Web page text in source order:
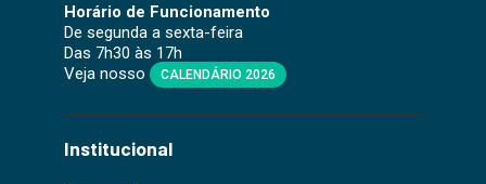
Horário de Funcionamento
De segunda a sexta-feira
Das 7h30 às 17h
Veja nosso
CALENDÁRIO 2026
Institucional